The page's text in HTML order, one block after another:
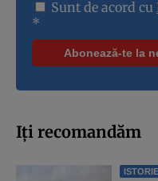
Sunt de acord cu
*
Iți recomandăm
ISTORIE